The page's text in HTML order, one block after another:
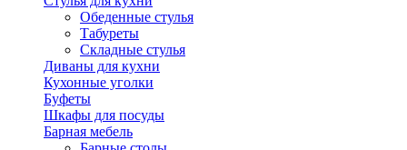
Обеденные стулья
Табуреты
Складные стулья
Диваны для кухни
Кухонные уголки
Буфеты
Шкафы для посуды
Барная мебель